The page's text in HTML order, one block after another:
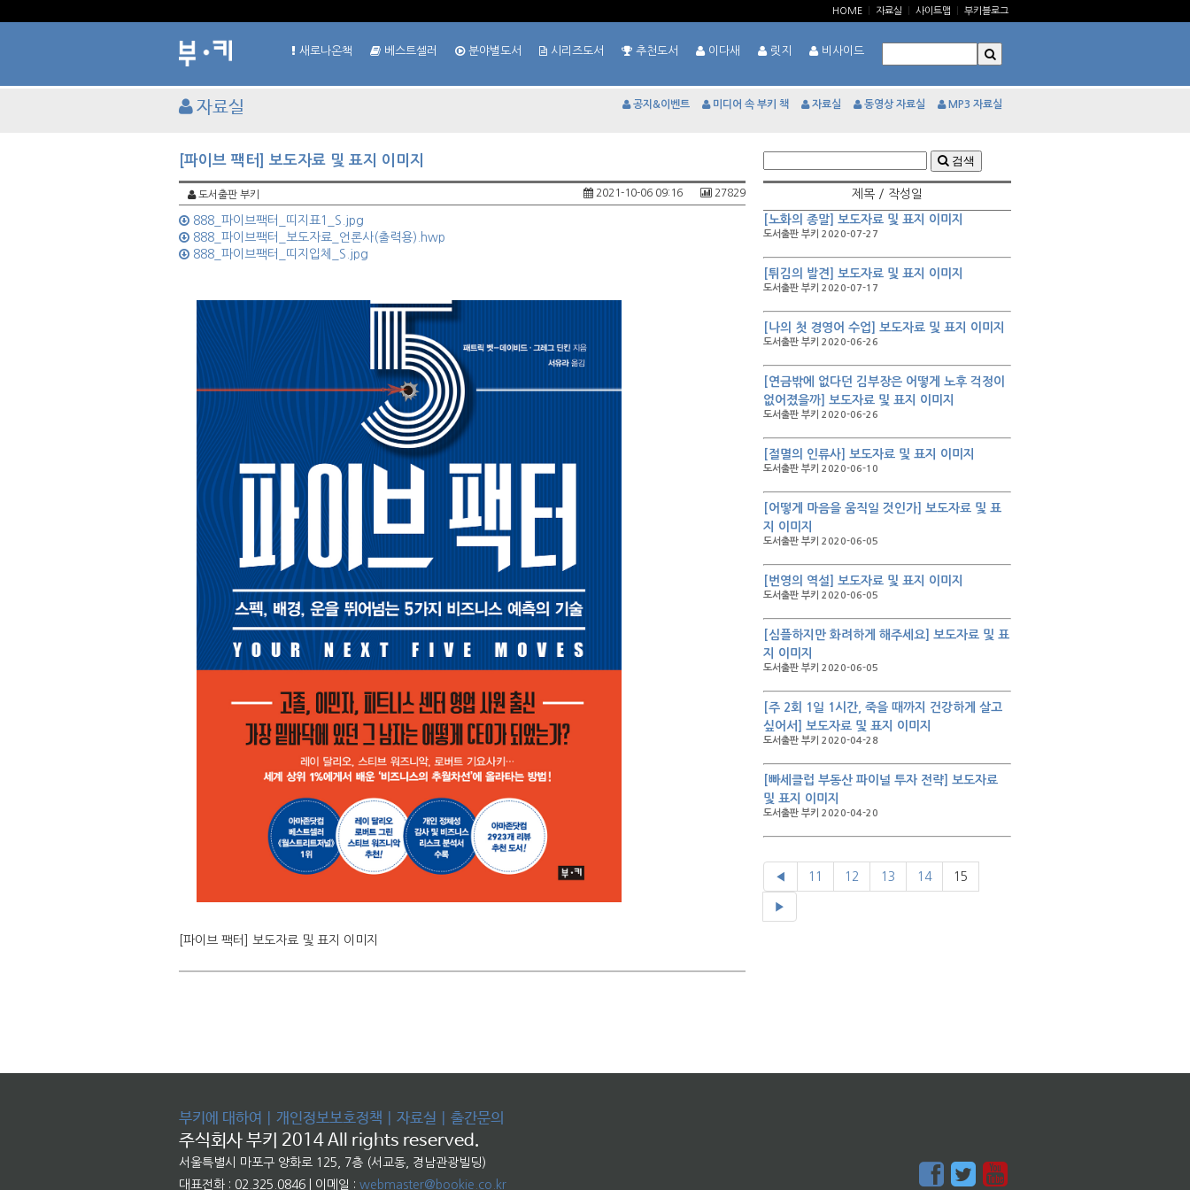
HOME 자료실 사이트맵 부키블로그
새로나온책 베스트셀러 분야별도서 시리즈도서 추천도서 이다새 릿지 비사이드
자료실 공지&이벤트 미디어 속 부키 책 자료실 동영상 자료실 MP3 자료실
[파이브 팩터] 보도자료 및 표지 이미지
도서출판 부키 27829
2021-10-06 09:16
888_파이브팩터_띠지표1_S.jpg
888_파이브팩터_보도자료_언론사(출력용).hwp
888_파이브팩터_띠지입체_S.jpg
[파이브 팩터] 보도자료 및 표지 이미지
검색
제목 / 작성일
[노화의 종말] 보도자료 및 표지 이미지
도서출판 부키 2020-07-27
[튀김의 발견] 보도자료 및 표지 이미지
도서출판 부키 2020-07-17
[나의 첫 경영어 수업] 보도자료 및 표지 이미지
도서출판 부키 2020-06-26
[연금밖에 없다던 김부장은 어떻게 노후 걱정이
없어졌을까] 보도자료 및 표지 이미지
도서출판 부키 2020-06-26
[절멸의 인류사] 보도자료 및 표지 이미지
도서출판 부키 2020-06-10
[어떻게 마음을 움직일 것인가] 보도자료 및 표
지 이미지
도서출판 부키 2020-06-05
[번영의 역설] 보도자료 및 표지 이미지
도서출판 부키 2020-06-05
[심플하지만 화려하게 해주세요] 보도자료 및 표
지 이미지
도서출판 부키 2020-06-05
[주 2회 1일 1시간, 죽을 때까지 건강하게 살고
싶어서] 보도자료 및 표지 이미지
도서출판 부키 2020-04-28
[빠세클럽 부동산 파이널 투자 전략] 보도자료
및 표지 이미지
도서출판 부키 2020-04-20
◀ 11 12 13 14 15
▶
부키에 대하여 개인정보보호정책 자료실 출간문의
주식회사 부키 2014 All rights reserved.
서울특별시 마포구 양화로 125, 7층 (서교동, 경남관광빌딩)
대표전화 : 02.325.0846 | 이메일 : webmaster@bookie.co.kr